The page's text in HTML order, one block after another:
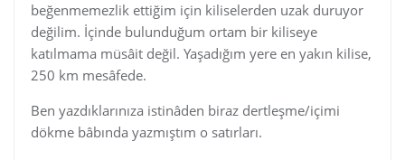
beğenmemezlik ettiğim için kiliselerden uzak duruyor
değilim. İçinde bulunduğum ortam bir kiliseye
katılmama müsâit değil. Yaşadığım yere en yakın kilise,
250 km mesâfede.
Ben yazdıklarınıza istinâden biraz dertleşme/içimi
dökme bâbında yazmıştım o satırları.